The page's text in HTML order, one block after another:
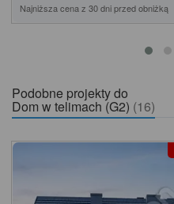
Najniższa cena z 30 dni przed obniżką
Podobne projekty do
Dom w telimach (G2) (16)